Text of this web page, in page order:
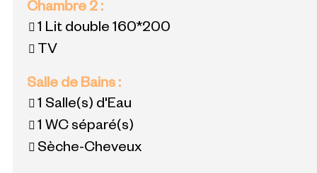
Chambre 2 :
1 Lit double 160*200
TV
Salle de Bains :
1 Salle(s) d'Eau
1 WC séparé(s)
Sèche-Cheveux